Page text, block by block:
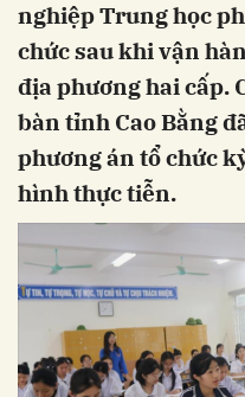
nghiệp Trung học
chức sau khi vận
địa phương hai cấp.
bàn tỉnh Cao Bằng
phương án tổ chức
hình thực tiễn.